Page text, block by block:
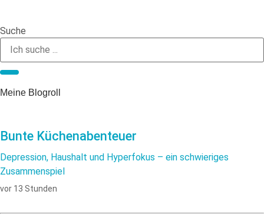
Suche
Meine Blogroll
Bunte Küchenabenteuer
Depression, Haushalt und Hyperfokus – ein schwieriges
Zusammenspiel
vor 13 Stunden